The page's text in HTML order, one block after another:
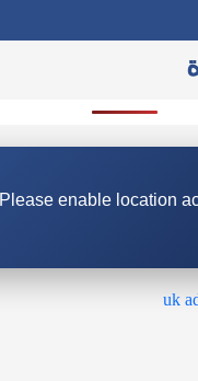
Please enable location